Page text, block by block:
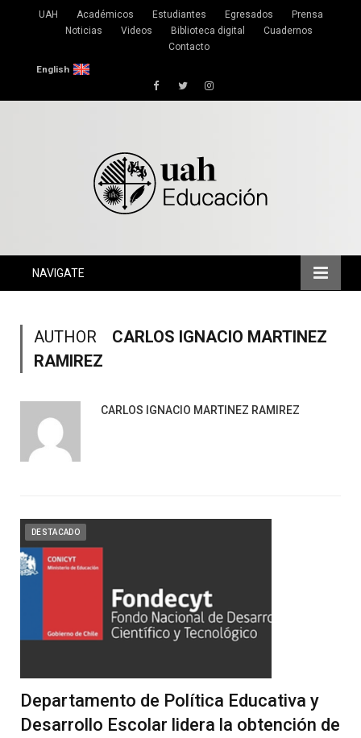
UAH Académicos Estudiantes Egresados
Prensa
Noticias
Videos Biblioteca digital
Cuadernos
Contacto
English
FacebookTwitterInstagram
NAVIGATE
AUTHOR
CARLOS IGNACIO MARTINEZ
RAMIREZ
CARLOS IGNACIO MARTINEZ RAMIREZ
DESTACADO
Departamento de Política Educativa y
Desarrollo Escolar lidera la obtención de